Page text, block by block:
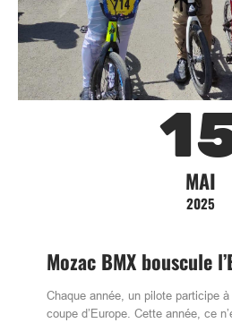
MAI
2025
Mozac BMX bouscule
Chaque année, un pilote participe
coupe d’Europe. Cette année, ce